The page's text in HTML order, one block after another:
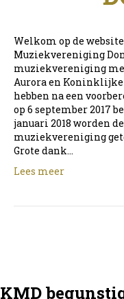
Welkom op de
Muziekvereniging
muziekvereniging
Aurora en
hebben na een
op 6 september 2017
januari 2018 worden
muziekvereniging
Grote dank…
Lees meer
KMD